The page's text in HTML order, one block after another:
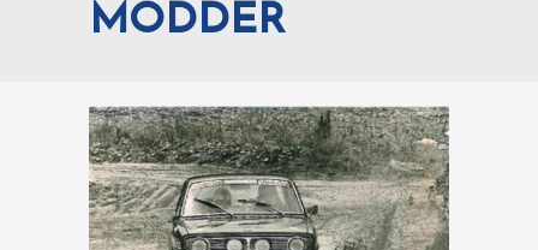
MODDER